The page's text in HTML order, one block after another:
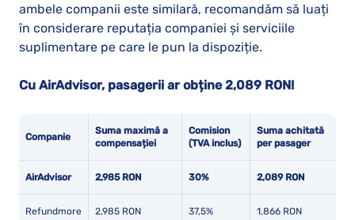
ambele companii este similară, recomandăm să luați
în considerare reputația companiei și serviciile
suplimentare pe care le pun la dispoziție.
Cu AirAdvisor, pasagerii ar obține 2,089 RON!
Companie
Suma maximă a
compensației
Comision
(TVA inclus)
Suma achitată
per pasager
AirAdvisor 2,985 RON 30% 2,089 RON
Refundmore 2,985 RON 37,5% 1,866 RON